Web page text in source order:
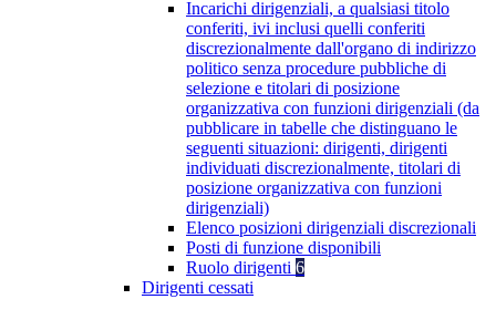
Incarichi dirigenziali, a qualsiasi titolo
conferiti, ivi inclusi quelli conferiti
discrezionalmente dall'organo di indirizzo
politico senza procedure pubbliche di
selezione e titolari di posizione
organizzativa con funzioni dirigenziali (da
pubblicare in tabelle che distinguano le
seguenti situazioni: dirigenti, dirigenti
individuati discrezionalmente, titolari di
posizione organizzativa con funzioni
dirigenziali)
Elenco posizioni dirigenziali discrezionali
Posti di funzione disponibili
Ruolo dirigenti 6
Dirigenti cessati